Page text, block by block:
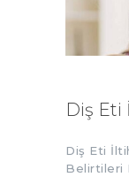
Diş Eti
Diş Eti
Belirtileri